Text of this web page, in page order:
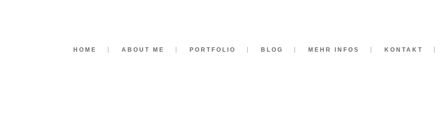
HOME ABOUT ME PORTFOLIO BLOG MEHR INFOS KONTAKT